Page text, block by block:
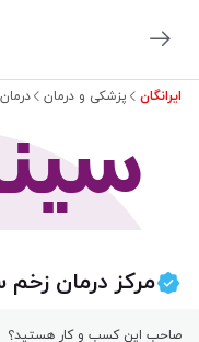
ایرانگان پزشکی و درمان
مرکز درمان زخم
صاحب این کسب و کار هستید؟